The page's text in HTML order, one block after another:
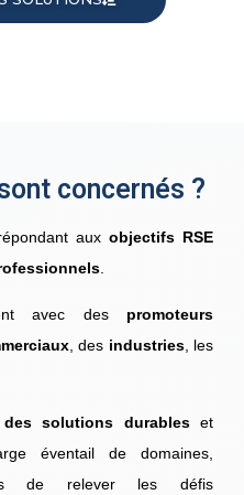
concernés ?
aux objectifs RSE
avec des promoteurs
, des industries, les
des solutions durableset
éventail de domaines,
de relever les défis